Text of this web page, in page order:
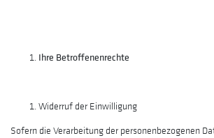
Ihre Betroffenenrechte
Widerruf der Einwilligung
Sofern die Verarbeitung der personenbezogenen